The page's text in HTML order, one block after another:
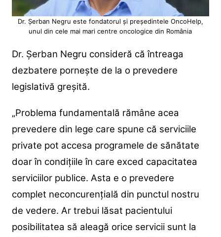
Dr. Șerban Negru este fondatorul și președintele OncoHelp,
unul din cele mai mari centre oncologice din România
Dr. Șerban Negru consideră că întreaga
dezbatere pornește de la o prevedere
legislativă greșită.
„Problema fundamentală rămâne acea
prevedere din lege care spune că serviciile
private pot accesa programele de sănătate
doar în condițiile în care exced capacitatea
serviciilor publice. Asta e o prevedere
complet neconcurențială din punctul nostru
de vedere. Ar trebui lăsat pacientului
posibilitatea să aleagă orice servicii sunt la